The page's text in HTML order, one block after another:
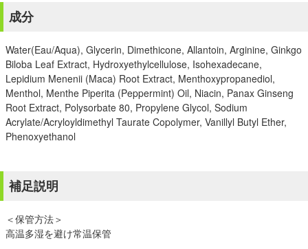
成分
Water(Eau/Aqua), Glycerin, Dimethicone, Allantoin, Arginine, Ginkgo
Biloba Leaf Extract, Hydroxyethylcellulose, Isohexadecane,
Lepidium Menenii (Maca) Root Extract, Menthoxypropanediol,
Menthol, Menthe Piperita (Peppermint) Oil, Niacin, Panax Ginseng
Root Extract, Polysorbate 80, Propylene Glycol, Sodium
Acrylate/Acryloyldimethyl Taurate Copolymer, Vanillyl Butyl Ether,
Phenoxyethanol
補足説明
＜保管方法＞
高温多湿を避け常温保管